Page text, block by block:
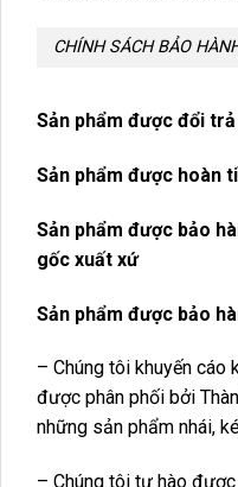
CHÍNH SÁCH BẢO
Sản phẩm được đổi
Sản phẩm được hoàn
Sản phẩm được bảo
gốc xuất xứ
Sản phẩm được bảo
– Chúng tôi khuyến cáo
được phân phối bởi
những sản phẩm nhái,
– Chúng tôi tự hào